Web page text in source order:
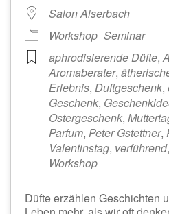
Salon Alserbach
Workshop Seminar
aphrodisierende Düfte,
Aromaberater,
Erlebnis, Duftgeschenk,
Geschenk,
Ostergeschenk,
Parfum, Peter Gstettner,
Valentinstag, verführend,
Workshop
Düfte erzählen Geschichten